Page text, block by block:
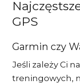
GPS
Garmin czy
Jeśli zależy Ci
treningowych,